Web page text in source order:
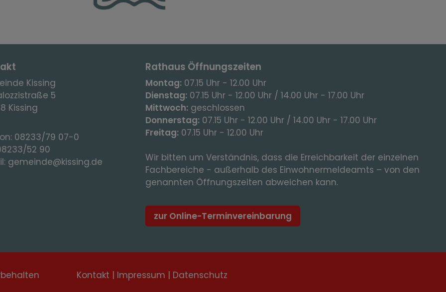
Kissing
5
Kissing
08233/79 07-0
52 90
gemeinde@kissing.de
Rathaus Öffnungszeiten
Montag: 07.15 Uhr - 12.00 Uhr
Dienstag: 07.15 Uhr - 12.00 Uhr / 14.00 Uhr - 17.00 Uhr
Mittwoch: geschlossen
Donnerstag: 07.15 Uhr - 12.00 Uhr / 14.00 Uhr - 17.00 Uhr
Freitag: 07.15 Uhr - 12.00 Uhr
Wir bitten um Verständnis, dass die Erreichbarkeit der einzelnen
Fachbereiche - außerhalb des Einwohnermeldeamts – von den
genannten Öffnungszeiten abweichen kann.
zur Online-Terminvereinbarung
Kontakt | Impressum | Datenschutz